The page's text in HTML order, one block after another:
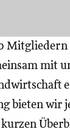
Mitgliedern
mit
bieten wir